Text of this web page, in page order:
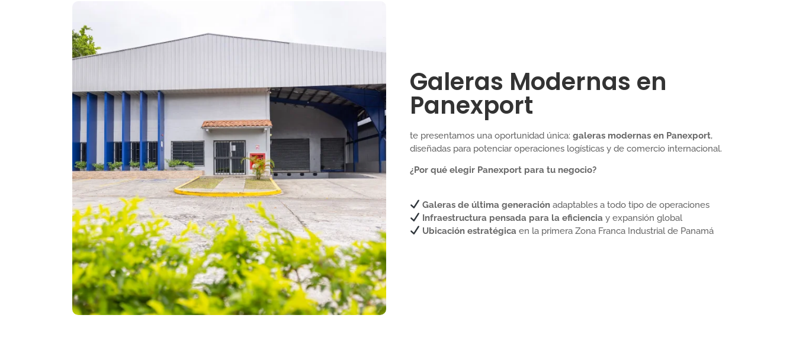
Galeras Modernas en
Panexport
te presentamos una oportunidad única: galeras modernas en Panexport,
diseñadas para potenciar operaciones logísticas y de comercio internacional.
¿Por qué elegir Panexport para tu negocio?
Galeras de última generación adaptables a todo tipo de operaciones
Infraestructura pensada para la eficiencia y expansión global
Ubicación estratégica en la primera Zona Franca Industrial de Panamá